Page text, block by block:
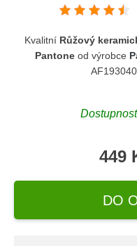
Kvalitní Růžový
Pantone od výrobce
449
DO